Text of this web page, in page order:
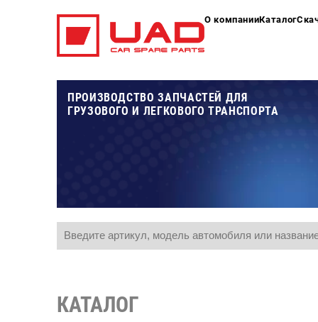
О компанииКаталог
ПРОИЗВОДСТВО ЗАПЧАСТЕЙ ДЛЯ
ГРУЗОВОГО И ЛЕГКОВОГО ТРАНСПОРТА
КАТАЛОГ